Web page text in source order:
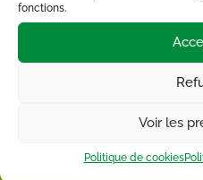
fonctions.
Voir les
Politique de cookies
CONTACT
Maison de la solidarité